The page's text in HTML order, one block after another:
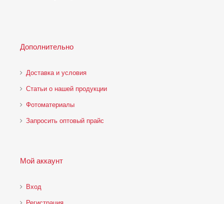
Дополнительно
Доставка и условия
Статьи о нашей продукции
Фотоматериалы
Запросить оптовый прайс
Мой аккаунт
Вход